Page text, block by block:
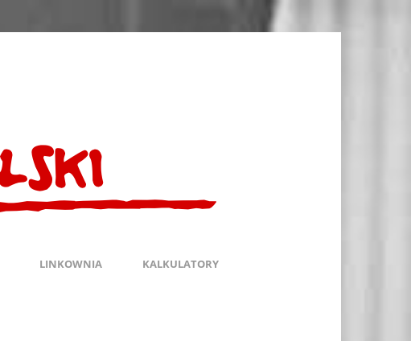
LINKOWNIA KALKULATORY